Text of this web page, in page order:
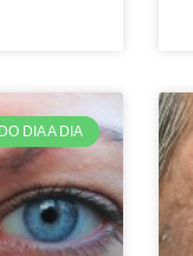
DIA A DIA